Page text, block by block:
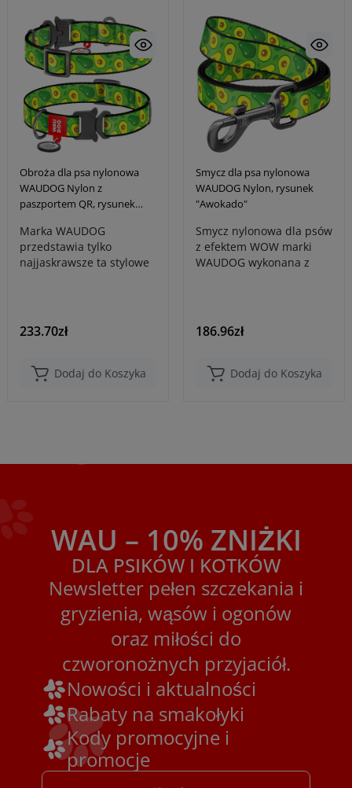
Obroża dla psa nylonowa
WAUDOG Nylon z
paszportem QR, rysunek
klamra fastex
Marka WAUDOG
przedstawia tylko
najjaskrawsze ta stylowe
233.70zł
Dodaj do Koszyka
Smycz dla psa nylonowa
WAUDOG Nylon, rysunek
"Awokado"
Smycz nylonowa dla psów
z efektem WOW marki
WAUDOG wykonana z
186.96zł
Dodaj do Koszyka
WAU – 10% ZNIŻKI
DLA PSIKÓW I KOTKÓW
Newsletter pełen szczekania i
gryzienia, wąsów i ogonów
oraz miłości do
czworonożnych przyjaciół.
Nowości i aktualności
Rabaty na smakołyki
Kody promocyjne i
promocje